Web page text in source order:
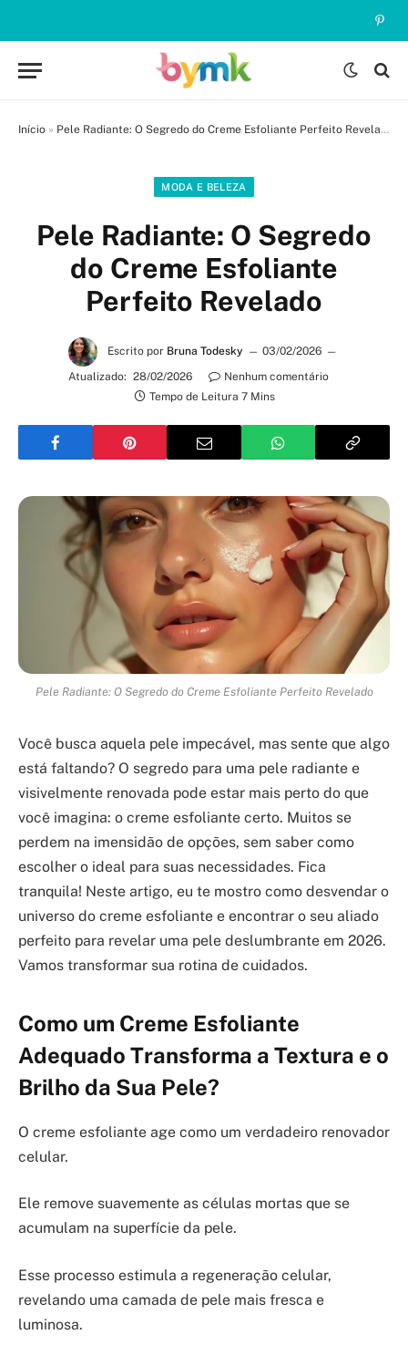
Início » Pele Radiante: O Segredo do Creme Esfoliante Perfeito Revelado
MODA E BELEZA
Pele Radiante: O Segredo
do Creme Esfoliante
Perfeito Revelado
Escrito por Bruna Todesky
03/02/2026
Atualizado: 28/02/2026
Nenhum comentário
Tempo de Leitura 7 Mins
Pele Radiante: O Segredo do Creme Esfoliante Perfeito Revelado
Você busca aquela pele impecável, mas sente que algo
está faltando? O segredo para uma pele radiante e
visivelmente renovada pode estar mais perto do que
você imagina: o creme esfoliante certo. Muitos se
perdem na imensidão de opções, sem saber como
escolher o ideal para suas necessidades. Fica
tranquila! Neste artigo, eu te mostro como desvendar o
universo do creme esfoliante e encontrar o seu aliado
perfeito para revelar uma pele deslumbrante em 2026.
Vamos transformar sua rotina de cuidados.
Como um Creme Esfoliante
Adequado Transforma a Textura e o
Brilho da Sua Pele?
O creme esfoliante age como um verdadeiro renovador
celular.
Ele remove suavemente as células mortas que se
acumulam na superfície da pele.
Esse processo estimula a regeneração celular,
revelando uma camada de pele mais fresca e
luminosa.